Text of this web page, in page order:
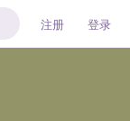
注册 登录